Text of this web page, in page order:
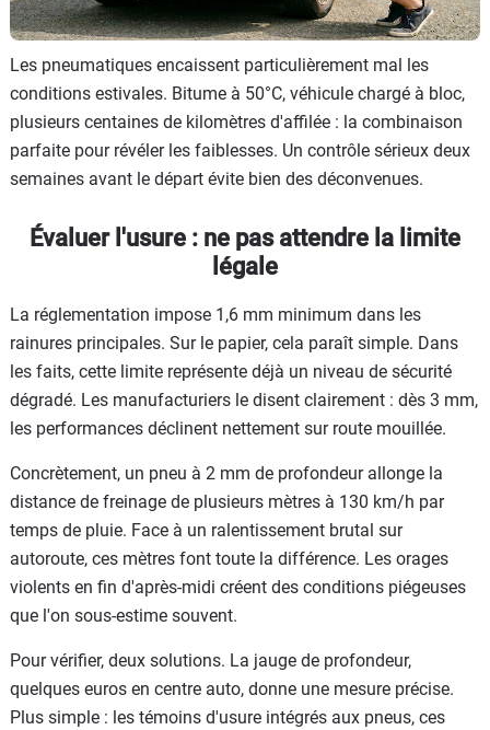
Les pneumatiques encaissent particulièrement mal les
conditions estivales. Bitume à 50°C, véhicule chargé à bloc,
plusieurs centaines de kilomètres d'affilée : la combinaison
parfaite pour révéler les faiblesses. Un contrôle sérieux deux
semaines avant le départ évite bien des déconvenues.
Évaluer l'usure : ne pas attendre la limite
légale
La réglementation impose 1,6 mm minimum dans les
rainures principales. Sur le papier, cela paraît simple. Dans
les faits, cette limite représente déjà un niveau de sécurité
dégradé. Les manufacturiers le disent clairement : dès 3 mm,
les performances déclinent nettement sur route mouillée.
Concrètement, un pneu à 2 mm de profondeur allonge la
distance de freinage de plusieurs mètres à 130 km/h par
temps de pluie. Face à un ralentissement brutal sur
autoroute, ces mètres font toute la différence. Les orages
violents en fin d'après-midi créent des conditions piégeuses
que l'on sous-estime souvent.
Pour vérifier, deux solutions. La jauge de profondeur,
quelques euros en centre auto, donne une mesure précise.
Plus simple : les témoins d'usure intégrés aux pneus, ces